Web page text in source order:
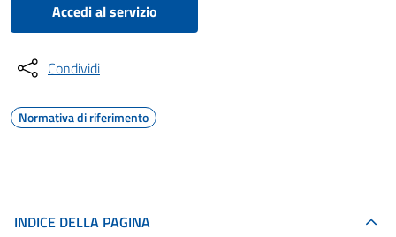
Accedi al servizio
Condividi
Normativa di riferimento
INDICE DELLA PAGINA